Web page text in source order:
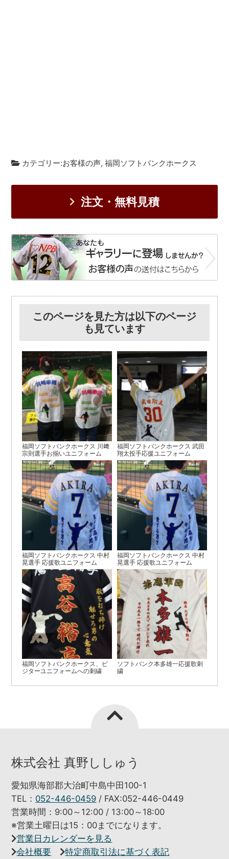
カテゴリー:お客様の声,福岡ソフトバンクホークス
注文・無料見積
このページを見た方は以下のページ
も見ています
福岡ソフトバンクホークス 川﨑
宗則選手お揃いユニフォーム
福岡ソフトバンクホークス 武田
翔太投手応援ユニフォーム
福岡ソフトバンクホークス 中村
晃選手 応援歌ユニフォーム
福岡ソフトバンクホークス 中村
晃選手 応援歌ユニフォーム
福岡ソフトバンクホークス、ビ
ジターユニフォームへの刺繍
ソフトバンク本多雄一応援歌刺
繍
株式会社 真野ししゅう
愛知県海部郡大治町中島中田100-1
TEL： 052-446-0459 / FAX:052-446-0449
営業時間：9:00～12:00 / 13:00～18:00
※営業土曜日は15：00までになります。
営業日カレンダーを見る
会社概要
特定商取引法に基づく表記